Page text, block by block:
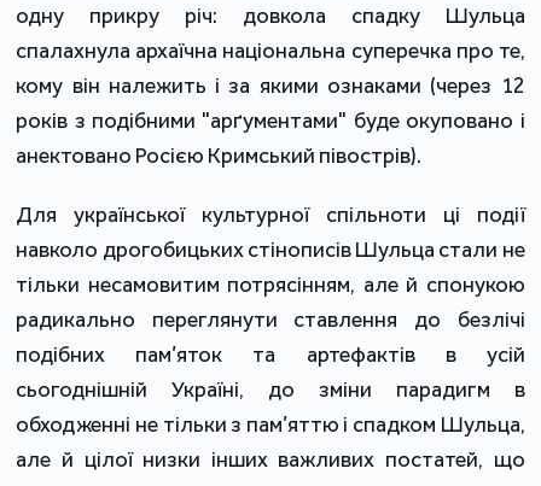
одну прикру річ: довкола спадку Шульца
спалахнула архаїчна національна суперечка про те,
кому він належить і за якими ознаками (через 12
років з подібними "арґументами" буде окуповано і
анектовано Росією Кримський півострів).
Для української культурної спільноти ці події
навколо дрогобицьких стінописів Шульца стали не
тільки несамовитим потрясінням, але й спонукою
радикально переглянути ставлення до безлічі
подібних пам’яток та артефактів в усій
сьогоднішній Україні, до зміни парадигм в
обходженні не тільки з пам’яттю і спадком Шульца,
але й цілої низки інших важливих постатей, що